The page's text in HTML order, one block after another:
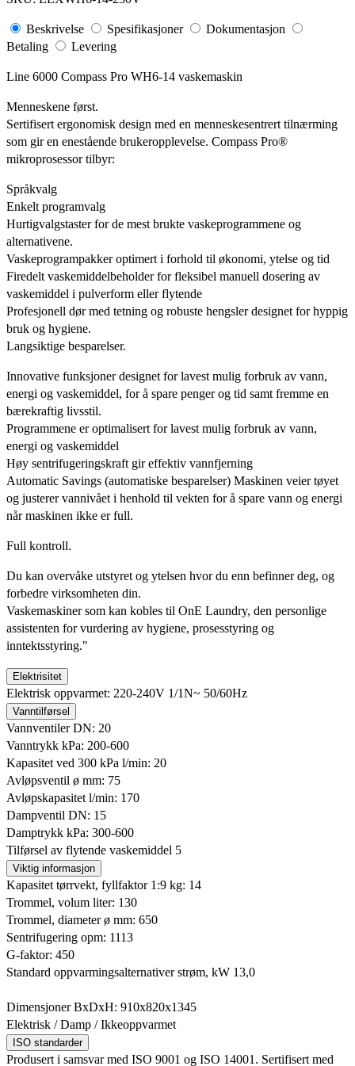
Beskrivelse Spesifikasjoner
Dokumentasjon
Betaling
Levering
Line 6000 Compass Pro WH6-14 vaskemaskin
Menneskene først.
Sertifisert ergonomisk design med en menneskesentrert tilnærming
som gir en enestående brukeropplevelse. Compass Pro®
mikroprosessor tilbyr:
Språkvalg
Enkelt programvalg
Hurtigvalgstaster for de mest brukte vaskeprogrammene og
alternativene.
Vaskeprogrampakker optimert i forhold til økonomi, ytelse og tid
Firedelt vaskemiddelbeholder for fleksibel manuell dosering av
vaskemiddel i pulverform eller flytende
Profesjonell dør med tetning og robuste hengsler designet for hyppig
bruk og hygiene.
Langsiktige besparelser.
Innovative funksjoner designet for lavest mulig forbruk av vann,
energi og vaskemiddel, for å spare penger og tid samt fremme en
bærekraftig livsstil.
Programmene er optimalisert for lavest mulig forbruk av vann,
energi og vaskemiddel
Høy sentrifugeringskraft gir effektiv vannfjerning
Automatic Savings (automatiske besparelser) Maskinen veier tøyet
og justerer vannivået i henhold til vekten for å spare vann og energi
når maskinen ikke er full.
Full kontroll.
Du kan overvåke utstyret og ytelsen hvor du enn befinner deg, og
forbedre virksomheten din.
Vaskemaskiner som kan kobles til OnE Laundry, den personlige
assistenten for vurdering av hygiene, prosesstyring og
inntektsstyring."
Elektrisitet
Elektrisk oppvarmet: 220-240V 1/1N~ 50/60Hz
Vanntilførsel
Vannventiler DN: 20
Vanntrykk kPa: 200-600
Kapasitet ved 300 kPa l/min: 20
Avløpsventil ø mm: 75
Avløpskapasitet l/min: 170
Dampventil DN: 15
Damptrykk kPa: 300-600
Tilførsel av flytende vaskemiddel 5
Viktig informasjon
Kapasitet tørrvekt, fyllfaktor 1:9 kg: 14
Trommel, volum liter: 130
Trommel, diameter ø mm: 650
Sentrifugering opm: 1113
G-faktor: 450
Standard oppvarmingsalternativer strøm, kW 13,0
Dimensjoner BxDxH: 910x820x1345
Elektrisk / Damp / Ikkeoppvarmet
ISO standarder
Produsert i samsvar med ISO 9001 og ISO 14001. Sertifisert med